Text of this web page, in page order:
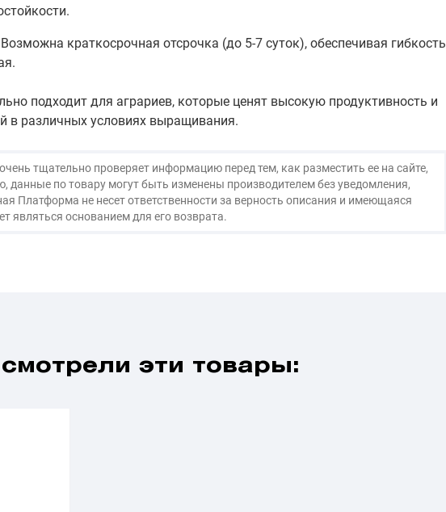
краткосрочная отсрочка (до 5-7 суток), обеспечивая гибкость
подходит для аграриев, которые ценят высокую продуктивность и
в различных условиях выращивания.
тщательно проверяет информацию перед тем, как разместить ее на сайте,
данные по товару могут быть изменены производителем без уведомления,
Платформа не несет ответственности за верность описания и имеющаяся
являться основанием для его возврата.
эти товары: